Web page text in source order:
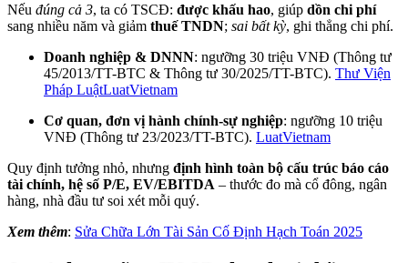
Nếu đúng cả 3, ta có TSCĐ: được khấu hao, giúp dồn chi phí
sang nhiều năm và giảm thuế TNDN; sai bất kỳ, ghi thẳng chi phí.
Doanh nghiệp & DNNN: ngưỡng 30 triệu VNĐ (Thông tư
45/2013/TT-BTC & Thông tư 30/2025/TT-BTC). Thư Viện
Pháp LuậtLuatVietnam
Cơ quan, đơn vị hành chính-sự nghiệp: ngưỡng 10 triệu
VNĐ (Thông tư 23/2023/TT-BTC). LuatVietnam
Quy định tưởng nhỏ, nhưng định hình toàn bộ cấu trúc báo cáo
tài chính, hệ số P/E, EV/EBITDA – thước đo mà cổ đông, ngân
hàng, nhà đầu tư soi xét mỗi quý.
Xem thêm: Sửa Chữa Lớn Tài Sản Cố Định Hạch Toán 2025